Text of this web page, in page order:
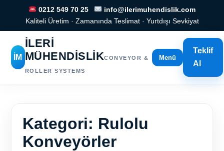
0212 549 70 25
info@ilerimuhendislik.com
Kaliteli Üretim · Zamanında Teslimat · Yurtdışı Sevkiyat
İM
İLERİ
MÜHENDİSLİKCONVEYOR &
ROLLER SYSTEMS
Menü
Teklif
Al
Kategori: Rulolu
Konveyörler